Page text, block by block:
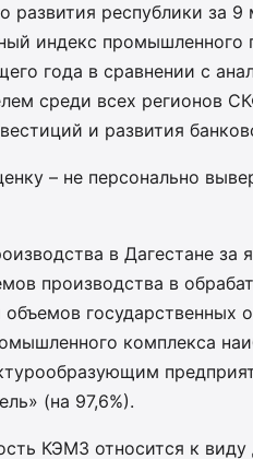
развития республики за
индекс промышленного
года в сравнении с
среди всех регионов
и развития
– не персонально
в Дагестане за
производства в
государственных
комплекса
(на 97,6%).
КЭМЗ относится к